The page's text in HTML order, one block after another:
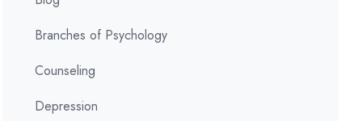
Branches of Psychology
Counseling
Depression